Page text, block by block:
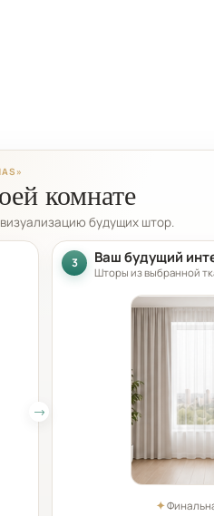
комнате
будущих штор.
3 Ваш будущий
Шторы из выбранной
✦